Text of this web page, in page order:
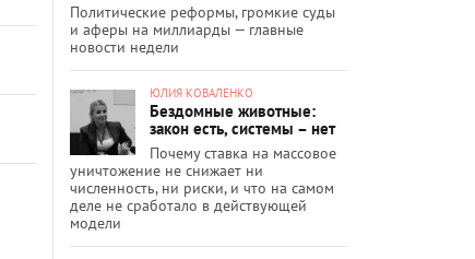
Политические реформы, громкие суды
и аферы на миллиарды — главные
новости недели
ЮЛИЯ КОВАЛЕНКО
Бездомные животные:
закон есть, системы – нет
Почему ставка на массовое
уничтожение не снижает ни
численность, ни риски, и что на самом
деле не сработало в действующей
модели